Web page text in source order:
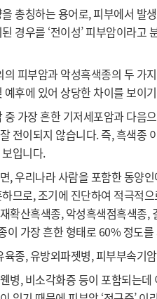
총칭하는 용어로, 피부에서 발
경우를 ‘전이성’ 피부암이라
피부암과 악성흑색종의 두 가
예후에 있어 상당한 차이를 보이
가장 흔한 기저세포암과 다음
전이되지 않습니다. 즉, 흑색종
입니다.
, 우리나라 사람을 포함한 동양
므로, 조기에 진단하여 적극적
확산흑색종, 악성흑색점흑색종
이 가장 흔한 형태로 60% 정도
종, 유방외파젯병, 피부부속기
병, 비소각화증 등이 포함되는